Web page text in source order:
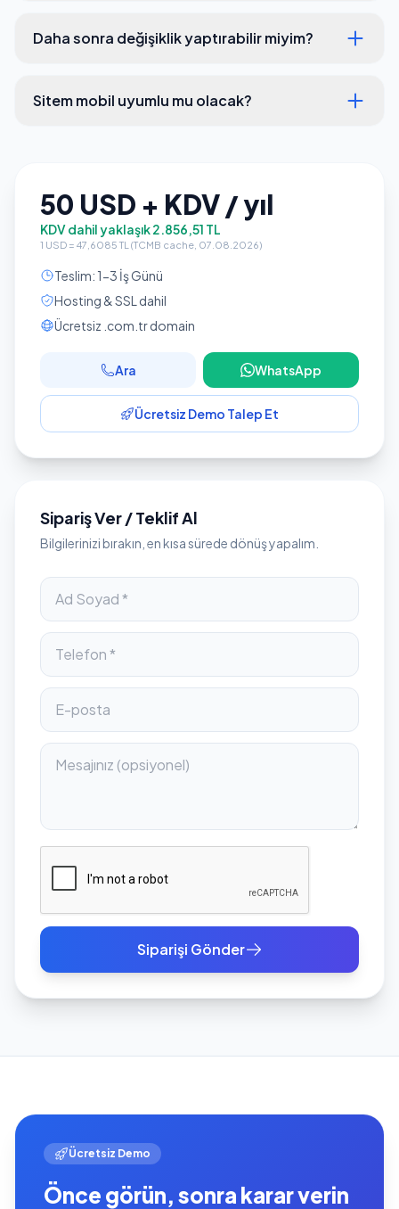
Daha sonra değişiklik yaptırabilir miyim?
Sitem mobil uyumlu mu olacak?
50 USD + KDV / yıl
KDV dahil yaklaşık 2.856,51 TL
1 USD = 47,6085 TL (TCMB cache, 07.08.2026)
Teslim: 1-3 İş Günü
Hosting & SSL dahil
Ücretsiz .com.tr domain
Ara WhatsApp
Ücretsiz Demo Talep Et
Sipariş Ver / Teklif Al
Bilgilerinizi bırakın, en kısa sürede dönüş yapalım.
Siparişi Gönder
Ücretsiz Demo
Önce görün, sonra karar verin